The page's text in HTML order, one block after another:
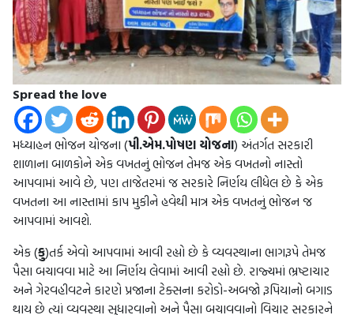
Spread the love
મધ્યાહન ભોજન યોજના (પી.એમ.પોષણ યોજના) અંતર્ગત સરકારી
શાળાના બાળકોને એક વખતનું ભોજન તેમજ એક વખતનો નાસ્તો
આપવામાં આવે છે, પણ તાજેતરમાં જ સરકારે નિર્ણય લીધેલ છે કે એક
વખતના આ નાસ્તામાં કાપ મુકીને હવેથી માત્ર એક વખતનું ભોજન જ
આપવામાં આવશે.
એક (કુ)તર્ક એવો આપવામાં આવી રહ્યો છે કે વ્યવસ્થાના ભાગરૂપે તેમજ
પૈસા બચાવવા માટે આ નિર્ણય લેવામાં આવી રહ્યો છે. રાજ્યમાં ભ્રષ્ટાચાર
અને ગેરવહીવટને કારણે પ્રજાના ટેક્સના કરોડો-અબજો રૂપિયાનો બગાડ
થાય છે ત્યાં વ્યવસ્થા સુધારવાનો અને પૈસા બચાવવાનો વિચાર સરકારને